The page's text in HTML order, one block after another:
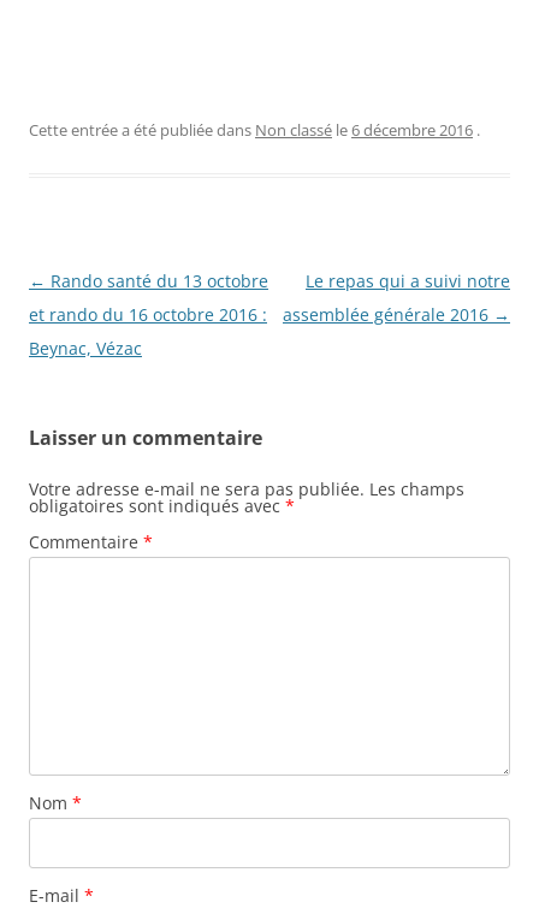
Cette entrée a été publiée dans Non classé le6 décembre 2016 .
Navigation
des
articles
← Rando santé du 13 octobre
et rando du 16 octobre 2016 :
Beynac, Vézac
Le repas qui a suivi notre
assemblée générale 2016 →
Laisser un commentaire
Votre adresse e-mail ne sera pas publiée. Les champs
obligatoires sont indiqués avec *
Commentaire *
Nom *
E-mail *